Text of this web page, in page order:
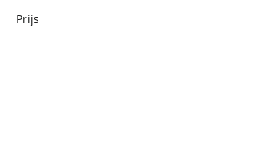
Prijs